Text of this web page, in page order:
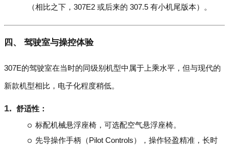
（相比之下，307E2 或后来的 307.5 有小机尾版本）。
四、 驾驶室与操控体验
307E的驾驶室在当时的同级别机型中属于上乘水平，但与现代的
新款机型相比，电子化程度稍低。
舒适性：
标配机械悬浮座椅，可选配空气悬浮座椅。
先导操作手柄（Pilot Controls），操作轻盈精准，长时